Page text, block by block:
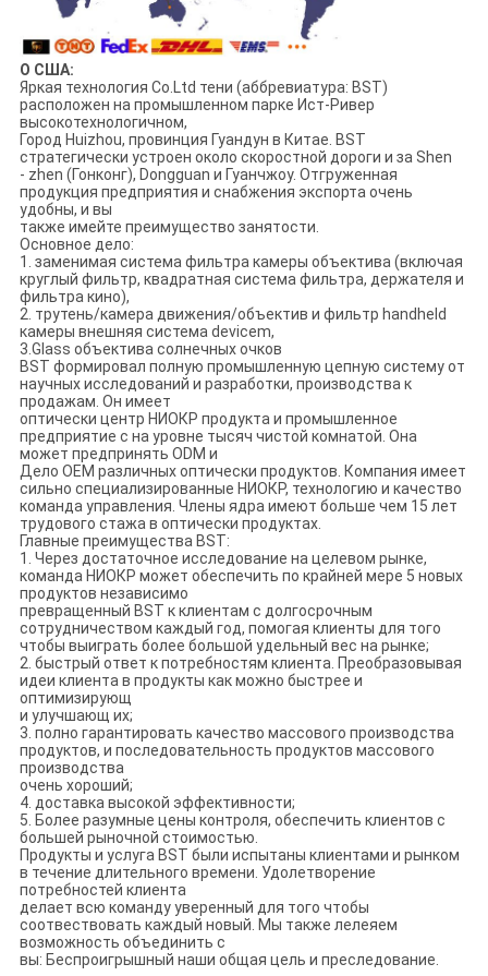
О США:
Яркая технология Co.Ltd тени (аббревиатура: BST)
расположен на промышленном парке Ист-Ривер
высокотехнологичном,
Город Huizhou, провинция Гуандун в Китае. BST
стратегически устроен около скоростной дороги и за Shen
- zhen (Гонконг), Dongguan и Гуанчжоу. Отгруженная
продукция предприятия и снабжения экспорта очень
удобны, и вы
также имейте преимущество занятости.
Основное дело:
1. заменимая система фильтра камеры объектива (включая
круглый фильтр, квадратная система фильтра, держателя и
фильтра кино),
2. трутень/камера движения/объектив и фильтр handheld
камеры внешняя система devicem,
3.Glass объектива солнечных очков
BST формировал полную промышленную цепную систему от
научных исследований и разработки, производства к
продажам. Он имеет
оптически центр НИОКР продукта и промышленное
предприятие с на уровне тысяч чистой комнатой. Она
может предпринять ODM и
Дело OEM различных оптически продуктов. Компания имеет
сильно специализированные НИОКР, технологию и качество
команда управления. Члены ядра имеют больше чем 15 лет
трудового стажа в оптически продуктах.
Главные преимущества BST:
1. Через достаточное исследование на целевом рынке,
команда НИОКР может обеспечить по крайней мере 5 новых
продуктов независимо
превращенный BST к клиентам с долгосрочным
сотрудничеством каждый год, помогая клиенты для того
чтобы выиграть более большой удельный вес на рынке;
2. быстрый ответ к потребностям клиента. Преобразовывая
идеи клиента в продукты как можно быстрее и
оптимизирующ
и улучшающ их;
3. полно гарантировать качество массового производства
продуктов, и последовательность продуктов массового
производства
очень хороший;
4. доставка высокой эффективности;
5. Более разумные цены контроля, обеспечить клиентов с
большей рыночной стоимостью.
Продукты и услуга BST были испытаны клиентами и рынком
в течение длительного времени. Удолетворение
потребностей клиента
делает всю команду уверенный для того чтобы
соотвествовать каждый новый. Мы также лелеяем
возможность объединить с
вы: Беспроигрышный наши общая цель и преследование.